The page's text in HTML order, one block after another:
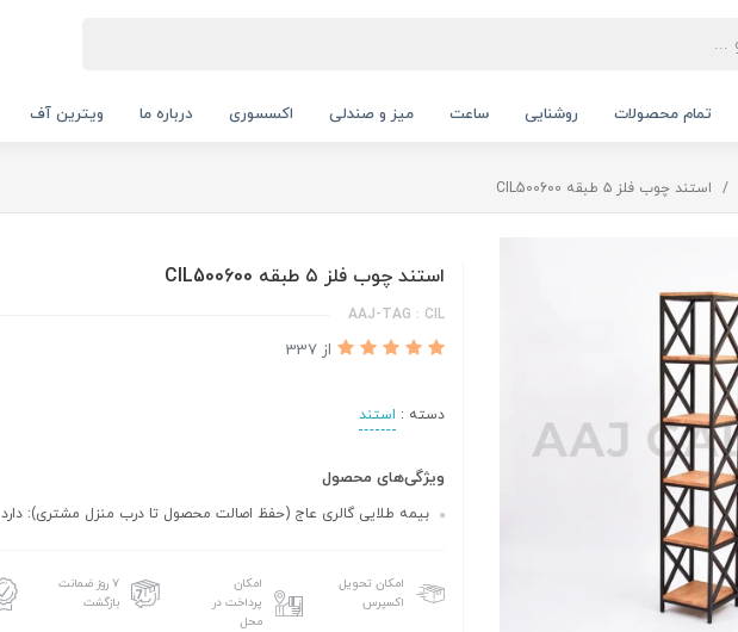
تمام محصولات روشنایی ساعت میز و صندلی اکسسوری درباره ما ویترین آف
استند چوب فلز ۵ طبقه CIL500600
استند چوب فلز ۵ طبقه CIL500600
AAJ-TAG : CIL
از 337
دسته : استند
ویژگی‌های محصول
بیمه طلایی گالری عاج (حفظ اصالت محصول تا درب منزل مشتری): دارد
امکان تحویل
اکسپرس
امکان
پرداخت در
محل
۷ روز ضمانت
بازگشت